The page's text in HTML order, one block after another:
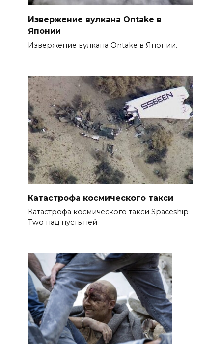
Извержение вулкана Ontake в
Японии
Извержение вулкана Ontake в Японии.
Катастрофа космического такси
Катастрофа космического такси Spaceship
Two над пустыней